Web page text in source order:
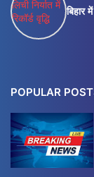
बिहार
POPULAR